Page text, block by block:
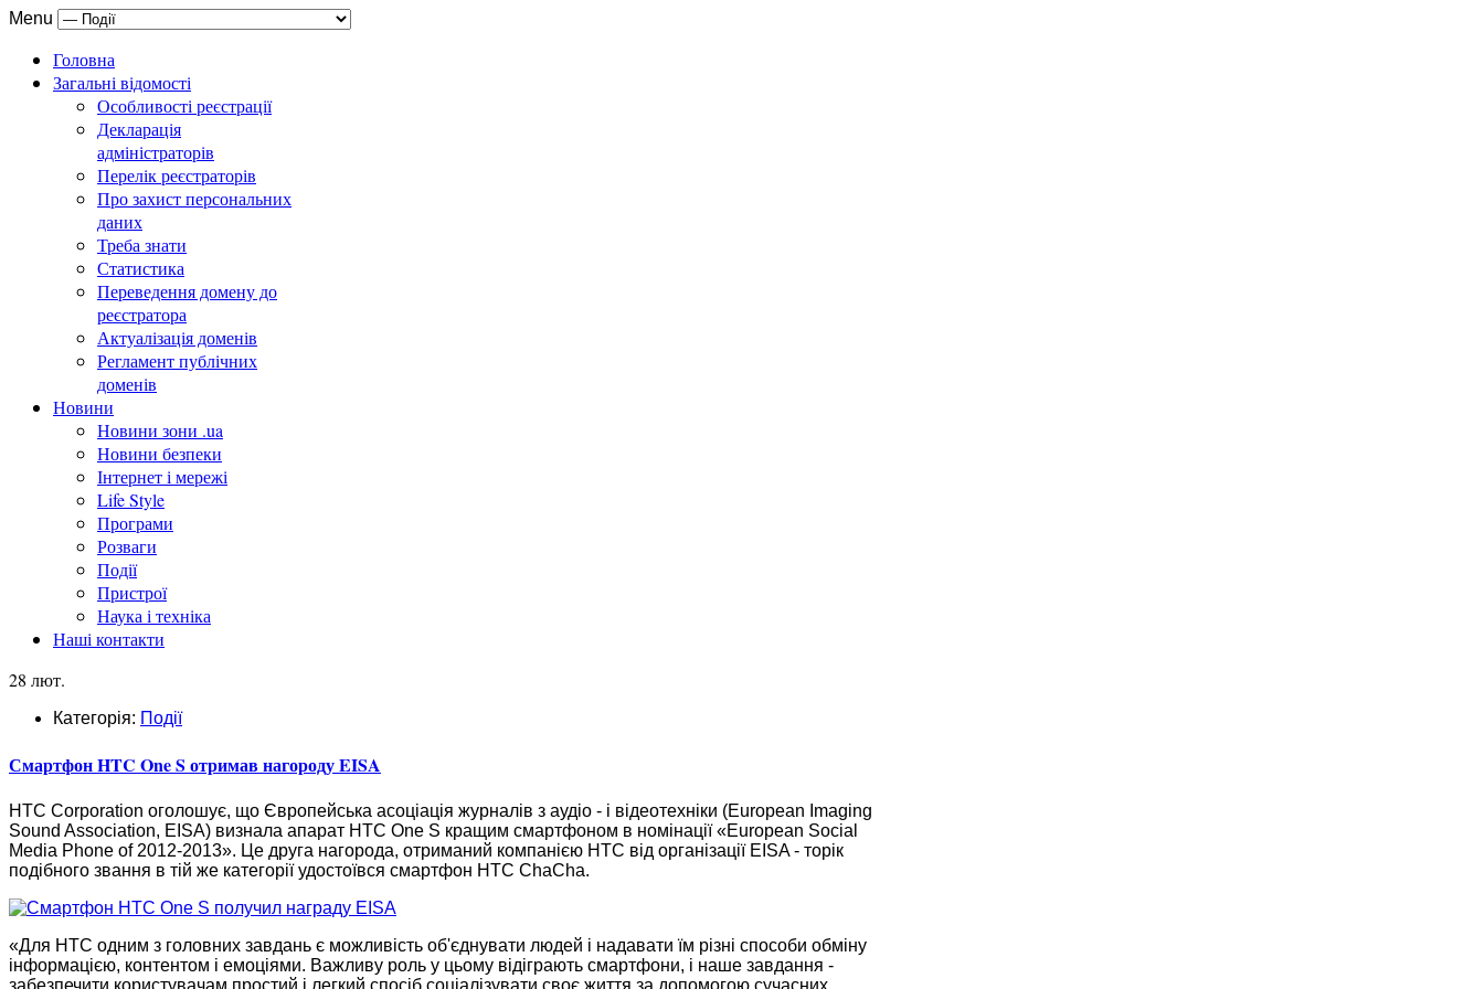
Menu
Головна
Загальні відомості
Особливості реєстрації
Декларація
адміністраторів
Перелік реєстраторів
Про захист персональних
даних
Треба знати
Статистика
Переведення домену до
реєстратора
Актуалізація доменів
Регламент публічних
доменів
Новини
Новини зони .ua
Новини безпеки
Інтернет і мережі
Life Style
Програми
Розваги
Події
Пристрої
Наука і техніка
Наші контакти
28 лют.
Категорія: Події
Смартфон HTC One S отримав нагороду EISA
HTC Corporation оголошує, що Європейська асоціація журналів з аудіо - і відеотехніки (European Imaging
Sound Association, EISA) визнала апарат HTC One S кращим смартфоном в номінації «European Social
Media Phone of 2012-2013». Це друга нагорода, отриманий компанією HTC від організації EISA - торік
подібного звання в тій же категорії удостоївся смартфон HTC ChaCha.
«Для HTC одним з головних завдань є можливість об'єднувати людей і надавати їм різні способи обміну
інформацією, контентом і емоціями. Важливу роль у цьому відіграють смартфони, і наше завдання -
забезпечити користувачам простий і легкий спосіб соціалізувати своє життя за допомогою сучасних